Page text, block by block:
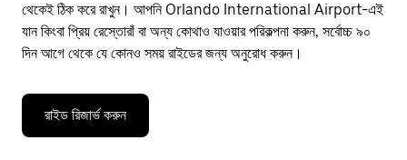
থেকেই ঠিক করে রাখুন। আপনি Orlando International Airport-এই
যান কিংবা প্রিয় রেস্তোরাঁ বা অন্য কোথাও যাওয়ার পরিকল্পনা করুন, সর্বোচ্চ ৯০
দিন আগে থেকে যে কোনও সময় রাইডের জন্য অনুরোধ করুন।
রাইড রিজার্ভ করুন